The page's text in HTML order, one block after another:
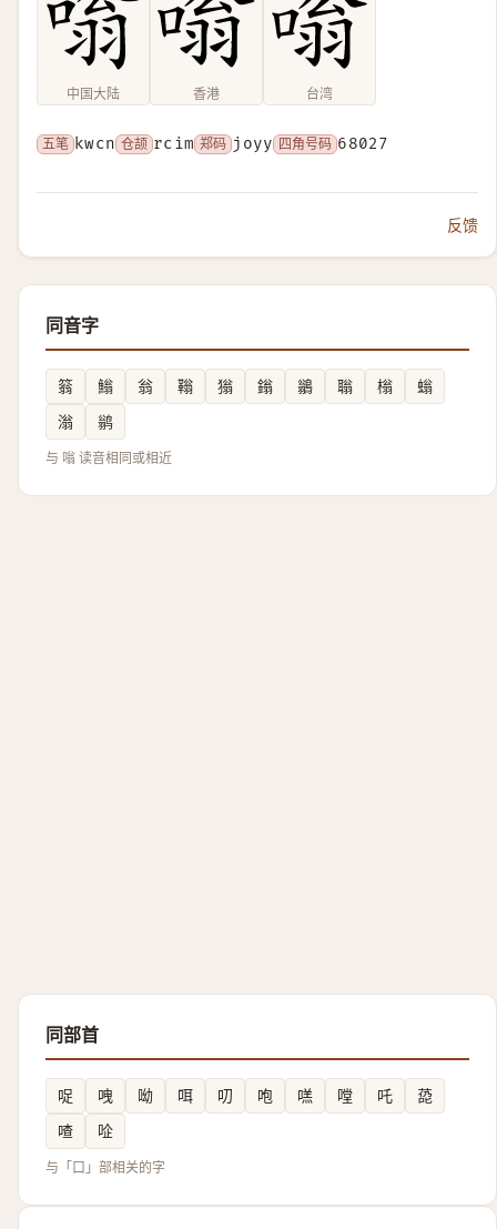
中国大陆 香港 台湾
五笔 kwcn 仓颉 rcim 郑码 joyy 四角号码 68027
反馈
同音字
䈵 䱵 翁 䩺 㺋 鎓 鶲 聬 㮬
螉
滃
鹟
与 嗡 读音相同或相近
同部首
哫 㖂 呦 咡 叨 咆 㗝 嘡 吒
㗡
喳
㖉
与「口」部相关的字